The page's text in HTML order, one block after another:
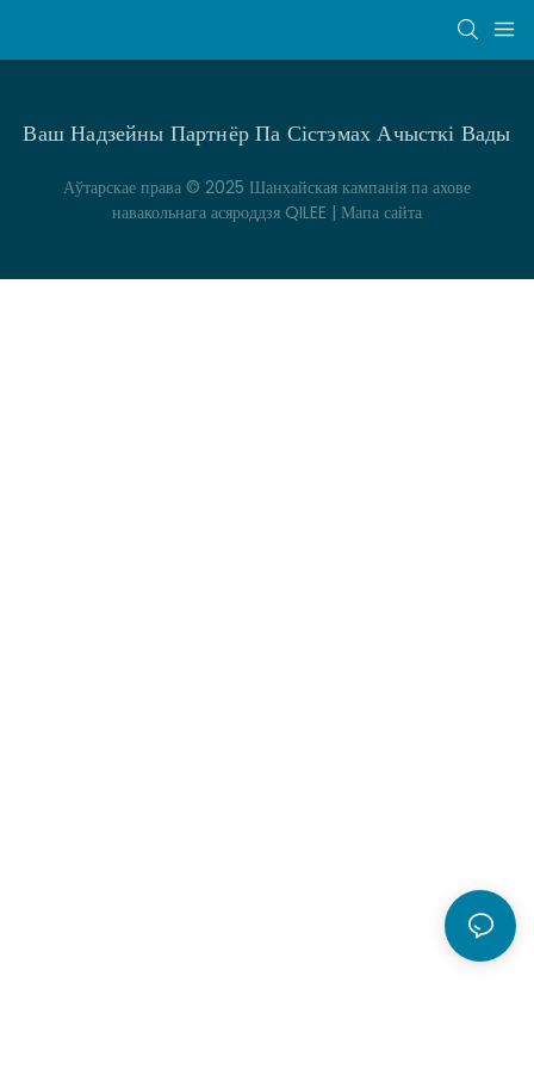
Ваш Надзейны Партнёр Па Сістэмах Ачысткі Вады
Аўтарскае права © 2025 Шанхайская кампанія па ахове
навакольнага асяроддзя QILEE | Мапа сайта